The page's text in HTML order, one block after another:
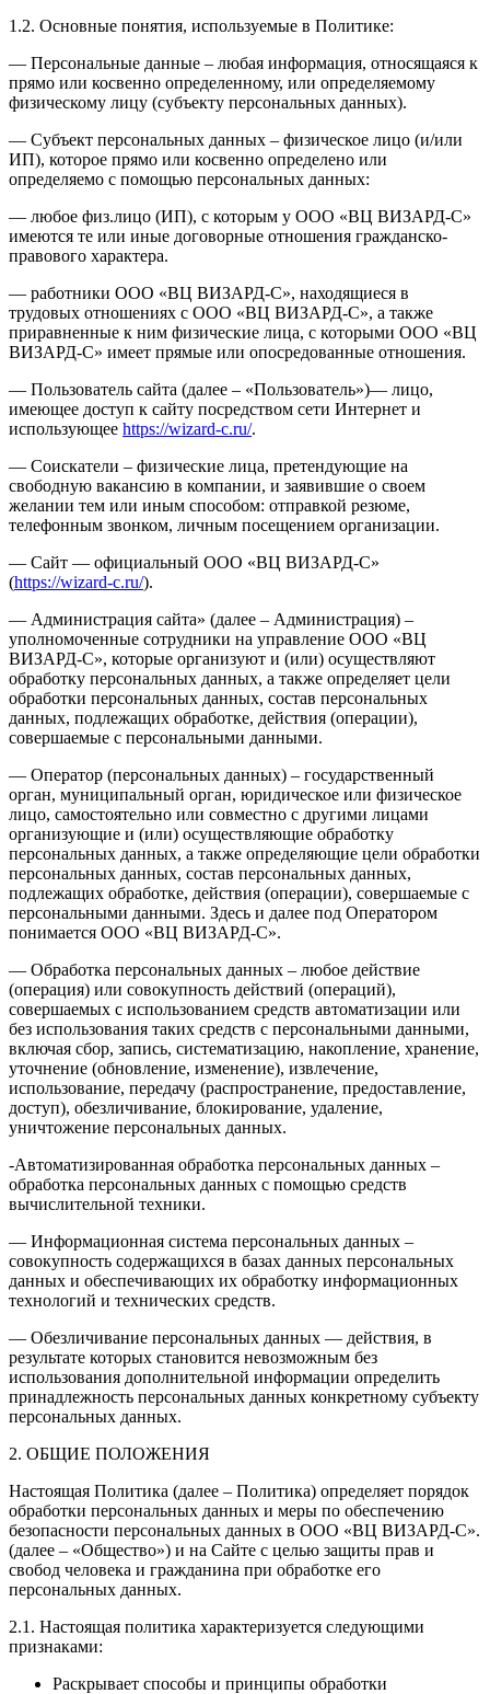
1.2. Основные понятия, используемые в Политике:
— Персональные данные – любая информация, относящаяся к
прямо или косвенно определенному, или определяемому
физическому лицу (субъекту персональных данных).
— Субъект персональных данных – физическое лицо (и/или
ИП), которое прямо или косвенно определено или
определяемо с помощью персональных данных:
— любое физ.лицо (ИП), с которым у ООО «ВЦ ВИЗАРД-С»
имеются те или иные договорные отношения гражданско-
правового характера.
— работники ООО «ВЦ ВИЗАРД-С», находящиеся в
трудовых отношениях с ООО «ВЦ ВИЗАРД-С», а также
приравненные к ним физические лица, с которыми ООО «ВЦ
ВИЗАРД-С» имеет прямые или опосредованные отношения.
— Пользователь сайта (далее – «Пользователь»)— лицо,
имеющее доступ к сайту посредством сети Интернет и
использующее https://wizard-c.ru/.
— Соискатели – физические лица, претендующие на
свободную вакансию в компании, и заявившие о своем
желании тем или иным способом: отправкой резюме,
телефонным звонком, личным посещением организации.
— Сайт — официальный ООО «ВЦ ВИЗАРД-С»
(https://wizard-c.ru/).
— Администрация сайта» (далее – Администрация) –
уполномоченные сотрудники на управление ООО «ВЦ
ВИЗАРД-С», которые организуют и (или) осуществляют
обработку персональных данных, а также определяет цели
обработки персональных данных, состав персональных
данных, подлежащих обработке, действия (операции),
совершаемые с персональными данными.
— Оператор (персональных данных) – государственный
орган, муниципальный орган, юридическое или физическое
лицо, самостоятельно или совместно с другими лицами
организующие и (или) осуществляющие обработку
персональных данных, а также определяющие цели обработки
персональных данных, состав персональных данных,
подлежащих обработке, действия (операции), совершаемые с
персональными данными. Здесь и далее под Оператором
понимается ООО «ВЦ ВИЗАРД-С».
— Обработка персональных данных – любое действие
(операция) или совокупность действий (операций),
совершаемых с использованием средств автоматизации или
без использования таких средств с персональными данными,
включая сбор, запись, систематизацию, накопление, хранение,
уточнение (обновление, изменение), извлечение,
использование, передачу (распространение, предоставление,
доступ), обезличивание, блокирование, удаление,
уничтожение персональных данных.
-Автоматизированная обработка персональных данных –
обработка персональных данных с помощью средств
вычислительной техники.
— Информационная система персональных данных –
совокупность содержащихся в базах данных персональных
данных и обеспечивающих их обработку информационных
технологий и технических средств.
— Обезличивание персональных данных — действия, в
результате которых становится невозможным без
использования дополнительной информации определить
принадлежность персональных данных конкретному субъекту
персональных данных.
2. ОБЩИЕ ПОЛОЖЕНИЯ
Настоящая Политика (далее – Политика) определяет порядок
обработки персональных данных и меры по обеспечению
безопасности персональных данных в ООО «ВЦ ВИЗАРД-С».
(далее – «Общество») и на Сайте с целью защиты прав и
свобод человека и гражданина при обработке его
персональных данных.
2.1. Настоящая политика характеризуется следующими
признаками:
Раскрывает способы и принципы обработки